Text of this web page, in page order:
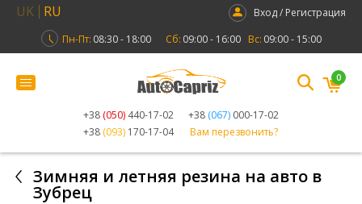
UK RU
Вход / Регистрация
Пн-Пт: 08:30 - 18:00 Сб: 09:00 - 16:00 Вс: 09:00 - 15:00
+38 (050) 440-17-02 +38 (067) 000-17-02
+38 (093) 170-17-04 Вам перезвонить?
0
Зимняя и летняя резина на авто в
Зубрец